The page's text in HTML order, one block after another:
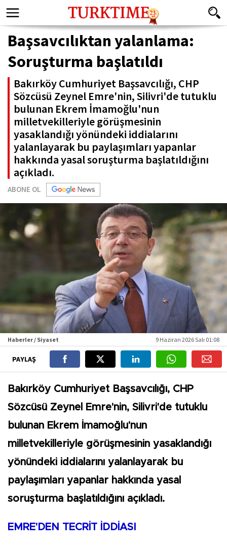
Başsavcılıktan yalanlama:
Soruşturma başlatıldı
Bakırköy Cumhuriyet Başsavcılığı, CHP
Sözcüsü Zeynel Emre'nin, Silivri'de tutuklu
bulunan Ekrem İmamoğlu'nun
milletvekilleriyle görüşmesinin
yasaklandığı yönündeki iddialarını
yalanlayarak bu paylaşımları yapanlar
hakkında yasal soruşturma başlatıldığını
açıkladı.
ABONE OL
Haberler / Siyaset 9 Haziran 2026 Salı 01:08
PAYLAŞ
Bakırköy Cumhuriyet Başsavcılığı, CHP
Sözcüsü Zeynel Emre'nin, Silivri'de tutuklu
bulunan Ekrem İmamoğlu'nun
milletvekilleriyle görüşmesinin yasaklandığı
yönündeki iddialarını yalanlayarak bu
paylaşımları yapanlar hakkında yasal
soruşturma başlatıldığını açıkladı.
EMRE'DEN TECRİT İDDİASI